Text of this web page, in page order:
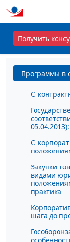
Получить
Программы в
О
О
Закупки
видами
практика
шага до